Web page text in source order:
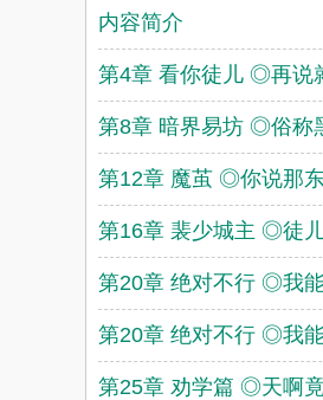
内容简介
第4章 看你徒儿 ◎再说
第8章 暗界易坊 ◎俗称
第12章 魔茧 ◎你说那
第16章 裴少城主 ◎徒
第20章 绝对不行 ◎我
第20章 绝对不行 ◎我
第25章 劝学篇 ◎天啊